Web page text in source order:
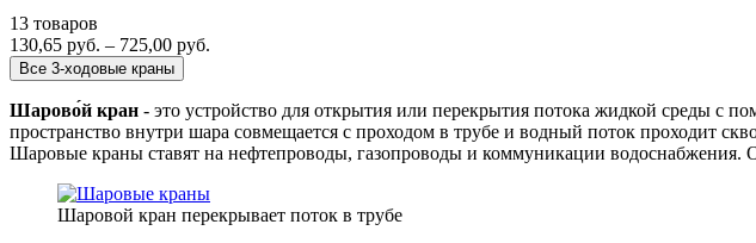
13 товаров
130,65 руб. – 725,00 руб.
Все 3-ходовые краны
Шарово́й кран - это устройство для открытия или перекрытия потока жидкой среды с
пространство внутри шара совмещается с проходом в трубе и водный поток проходит
Шаровые краны ставят на нефтепроводы, газопроводы и коммуникации водоснабжения.
Шаровой кран перекрывает поток в трубе